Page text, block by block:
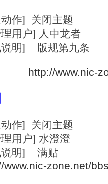
动作] 关闭主题
用户] 人中龙者
说明] 版规第九条
http://www.nic-
动作] 关闭主题
用户] 水澄澄
说明] 满贴
www.nic-zone.net/